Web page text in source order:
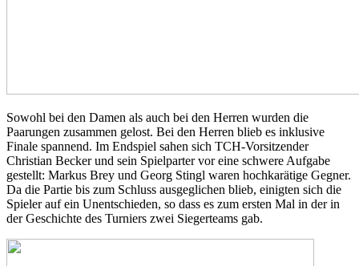
Sowohl bei den Damen als auch bei den Herren wurden die
Paarungen zusammen gelost. Bei den Herren blieb es inklusive
Finale spannend. Im Endspiel sahen sich TCH-Vorsitzender
Christian Becker und sein Spielparter vor eine schwere Aufgabe
gestellt: Markus Brey und Georg Stingl waren hochkarätige Gegner.
Da die Partie bis zum Schluss ausgeglichen blieb, einigten sich die
Spieler auf ein Unentschieden, so dass es zum ersten Mal in der in
der Geschichte des Turniers zwei Siegerteams gab.